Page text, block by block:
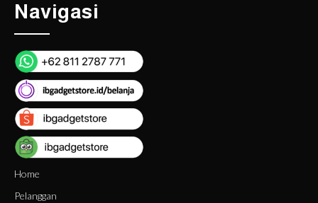
Navigasi
Home
Pelanggan